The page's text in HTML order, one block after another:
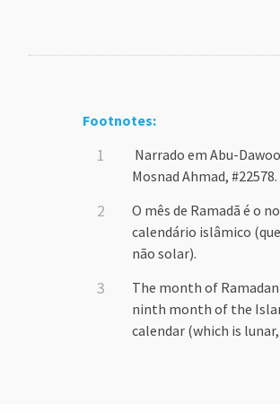
Footnotes:
Narrado em Abu-
Mosnad Ahmad, #22578.
O mês de Ramadã é o
calendário islâmico
não solar).
The month of
ninth month of the
calendar (which is